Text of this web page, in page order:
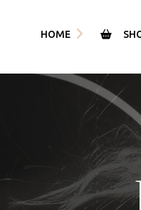
HOME
Articoli, Promo e News
La nostra formazione
Shop
Privacy Policy
Termini e
acquistare